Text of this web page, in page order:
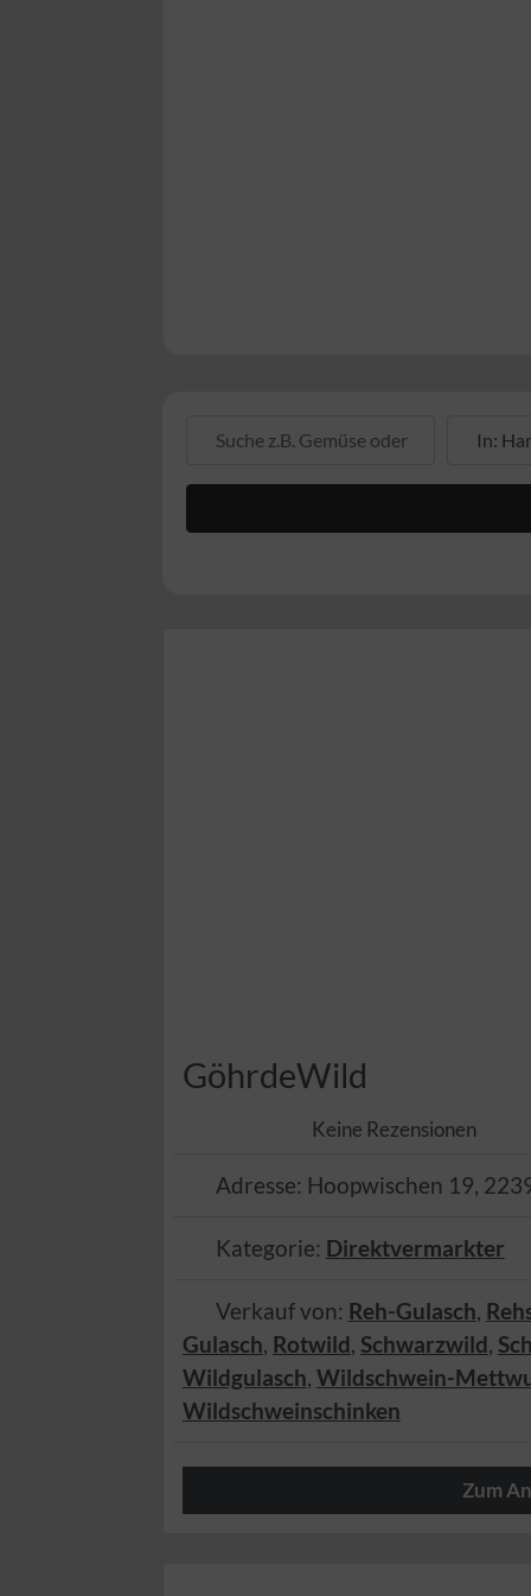
GöhrdeWild
Keine Rezensionen
Adresse: Hoopwischen 19,
Kategorie: Direktvermarkter
Verkauf von: Reh-Gulasch,
Gulasch, Rotwild, Schwarzwild,
Wildgulasch, Wildschwein-
Wildschweinschinken
Zum